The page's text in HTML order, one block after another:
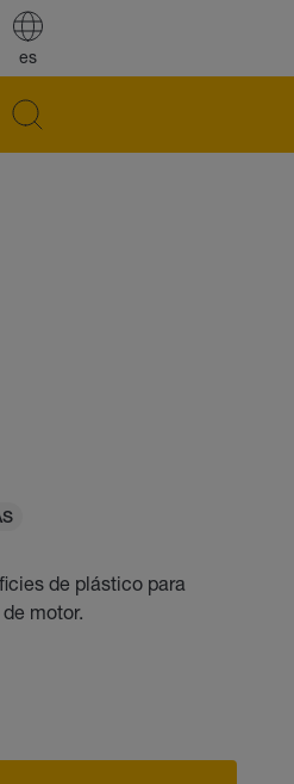
es
de plástico para
motor.